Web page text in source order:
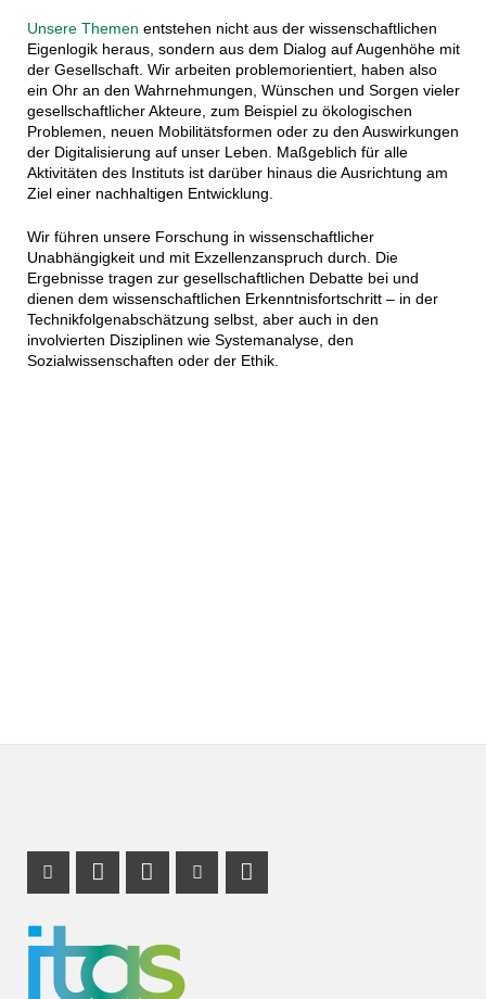
Unsere Themen entstehen nicht aus der wissenschaftlichen
Eigenlogik heraus, sondern aus dem Dialog auf Augenhöhe mit
der Gesellschaft. Wir arbeiten problemorientiert, haben also
ein Ohr an den Wahrnehmungen, Wünschen und Sorgen vieler
gesellschaftlicher Akteure, zum Beispiel zu ökologischen
Problemen, neuen Mobilitätsformen oder zu den Auswirkungen
der Digitalisierung auf unser Leben. Maßgeblich für alle
Aktivitäten des Instituts ist darüber hinaus die Ausrichtung am
Ziel einer nachhaltigen Entwicklung.
Wir führen unsere Forschung in wissenschaftlicher
Unabhängigkeit und mit Exzellenzanspruch durch. Die
Ergebnisse tragen zur gesellschaftlichen Debatte bei und
dienen dem wissenschaftlichen Erkenntnisfortschritt – in der
Technikfolgenabschätzung selbst, aber auch in den
involvierten Disziplinen wie Systemanalyse, den
Sozialwissenschaften oder der Ethik.
Instagram Profil
Profil Mastodon
LinkedIn Profil
Youtube Profil
RSS-Link